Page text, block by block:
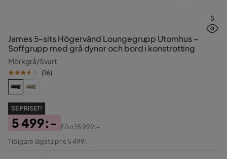
5
James 5-sits Högervänd Loungegrupp Utomhus –
Soffgrupp med grå dynor och bord i konstrotting
Mörkgrå/Svart
(16)
SE PRISET!
Pris
5 499:-
Original
Förr15 999:-
Tidigare lägsta pris 5 499:-